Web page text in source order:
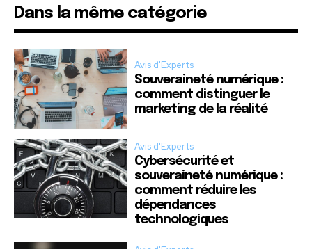
Dans la même catégorie
Avis d'Experts
Souveraineté numérique :
comment distinguer le
marketing de la réalité
Avis d'Experts
Cybersécurité et
souveraineté numérique :
comment réduire les
dépendances
technologiques